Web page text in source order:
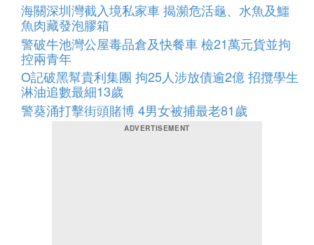
海關深圳灣截入境私家車 揭瀕危活龜、水魚及鱷
魚肉藏發泡膠箱
警破牛池灣公屋毒品倉及快餐車 檢21萬元貨並拘
控兩青年
O記破黑幫貴利集團 拘25人涉放債逾2億 招攬學生
淋油追數最細13歲
警葵涌打擊街頭賭博 4男女被捕最老81歲